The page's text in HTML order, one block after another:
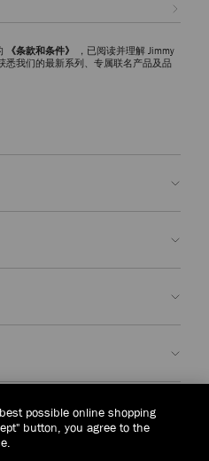
《条款和条件》
，已阅读并理解 Jimmy
悉我们的最新系列、专属联名产品及品
possible online shopping
button, you agree to the